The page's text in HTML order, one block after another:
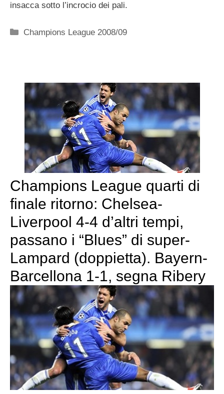
insacca sotto l’incrocio dei pali.
Categorie
Champions League 2008/09
Champions League quarti di
finale ritorno: Chelsea-
Liverpool 4-4 d’altri tempi,
passano i “Blues” di super-
Lampard (doppietta). Bayern-
Barcellona 1-1, segna Ribery